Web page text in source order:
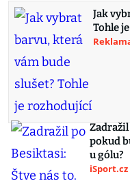
Jak
Tohle
Zadražil
pokud
u gólu?
iSport.cz